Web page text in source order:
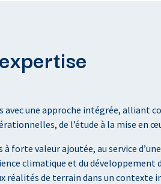
avec une approche intégrée, alliant
de l’étude à la mise en
forte valeur ajoutée, au service
climatique et du développement
réalités de terrain dans un contexte